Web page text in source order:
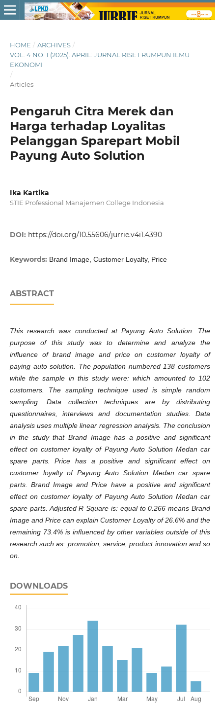
HOME / ARCHIVES /
VOL. 4 NO. 1 (2025): APRIL: JURNAL RISET RUMPUN ILMU
EKONOMI
/
Articles
Pengaruh Citra Merek dan
Harga terhadap Loyalitas
Pelanggan Sparepart Mobil
Payung Auto Solution
Ika Kartika
STIE Professional Manajemen College Indonesia
DOI: https://doi.org/10.55606/jurrie.v4i1.4390
Keywords: Brand Image, Customer Loyalty, Price
ABSTRACT
This research was conducted at Payung Auto Solution. The
purpose of this study was to determine and analyze the
influence of brand image and price on customer loyalty of
paying auto solution. The population numbered 138 customers
while the sample in this study were: which amounted to 102
customers. The sampling technique used is simple random
sampling. Data collection techniques are by distributing
questionnaires, interviews and documentation studies. Data
analysis uses multiple linear regression analysis. The conclusion
in the study that Brand Image has a positive and significant
effect on customer loyalty of Payung Auto Solution Medan car
spare parts. Price has a positive and significant effect on
customer loyalty of Payung Auto Solution Medan car spare
parts. Brand Image and Price have a positive and significant
effect on customer loyalty of Payung Auto Solution Medan car
spare parts. Adjusted R Square is: equal to 0.266 means Brand
Image and Price can explain Customer Loyalty of 26.6% and the
remaining 73.4% is influenced by other variables outside of this
research such as: promotion, service, product innovation and so
on.
DOWNLOADS